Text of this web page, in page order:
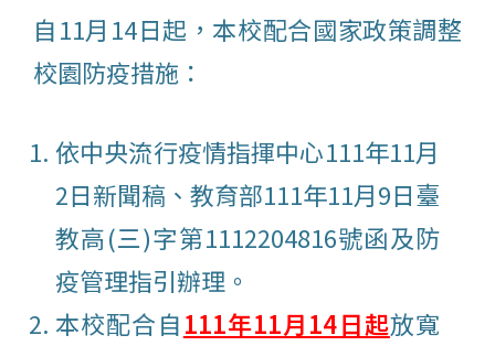
自11月14日起，本校配合國家政策調整
校園防疫措施：
依中央流行疫情指揮中心111年11月
2日新聞稿、教育部111年11月9日臺
教高(三)字第1112204816號函及防
疫管理指引辦理。
本校配合自111年11月14日起放寬